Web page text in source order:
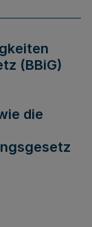
(BBiG)
die